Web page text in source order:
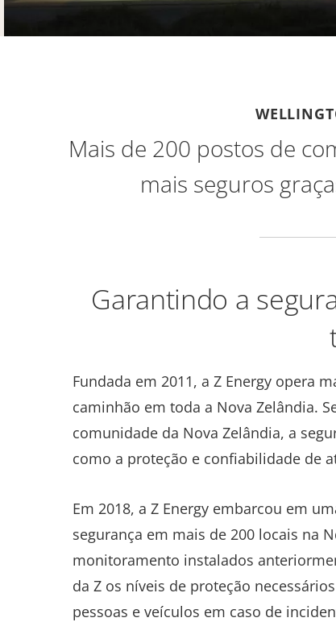
Mais de 200 postos de
mais seguros
Garantindo a
Fundada em 2011, a Z Energy opera
caminhão em toda a Nova Zelândia.
comunidade da Nova Zelândia, a
como a proteção e confiabilidade de
Em 2018, a Z Energy embarcou em
segurança em mais de 200 locais na
monitoramento instalados
da Z os níveis de proteção
pessoas e veículos em caso de